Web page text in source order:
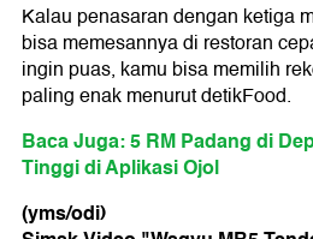
Kalau penasaran dengan ketiga
bisa memesannya di restoran
ingin puas, kamu bisa memilih
paling enak menurut detikFood.
Baca Juga: 5 RM Padang di
Tinggi di Aplikasi Ojol
(yms/odi)